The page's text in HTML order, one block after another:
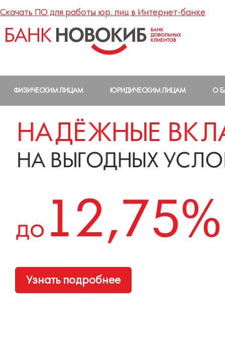
Скачать ПО для работы юр. лиц в Интернет-банке
ФИЗИЧЕСКИМ ЛИЦАМ ЮРИДИЧЕСКИМ ЛИЦАМ О
Узнать подробнее